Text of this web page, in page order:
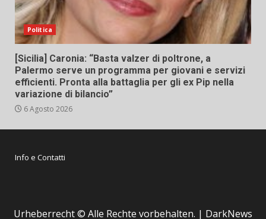
Politica
[Sicilia] Caronia: “Basta valzer di poltrone, a
Palermo serve un programma per giovani e servizi
efficienti. Pronta alla battaglia per gli ex Pip nella
variazione di bilancio”
6 Agosto 2026
Info e Contatti
Urheberrecht © Alle Rechte vorbehalten. | DarkNews